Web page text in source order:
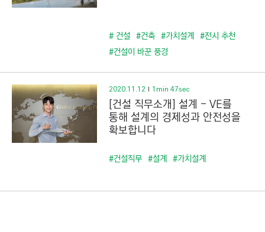
O
N
# 건설 #건축 #가치설계 #전시 추천
#건설이 바꾼 풍경
2020.11.12 1min 47sec
[건설 직무소개] 설계 - VE를
통해 설계의 경제성과 안전성을
확보합니다
#건설직무 #설계 #가치설계